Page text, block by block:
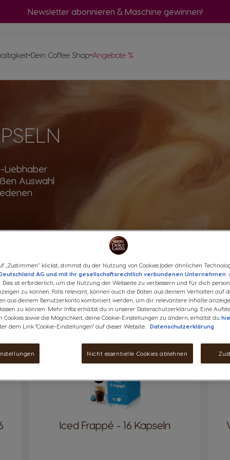
Newsletter abonnieren & Maschine gewinnen!
Dein Coffee Shop Angebote %
Liebhaber
Auswahl
TEE & SCHOKOLADE ENTKOFFEINIERT
INTENSITÄT7
Iced Frappé - 16 Kapseln
-
„Zustimmen“ klickst, stimmst du der Nutzung von Cookies (oder ähnlichen
AG und mit ihr gesellschaftsrechtlich verbundenen Unternehmen
Dies ist erforderlich, um die Nutzung der Webseite zu verbessern und für dich
zu können. Falls relevant, können auch die Daten aus deinem Verhalten auf
aus deinem Benutzerkonto kombiniert werden, um dir relevantere Inhalte
zu können. Mehr Infos erhältst du in unserer Datenschutzerklärung. Eine
Cookies sowie die Möglichkeit, deine Cookie-Einstellungen zu ändern, erhältst du
dem Link "Cookie-Einstellungen" auf dieser Website.
Datenschutzerklärung
Nicht essentielle Cookies ablehnen